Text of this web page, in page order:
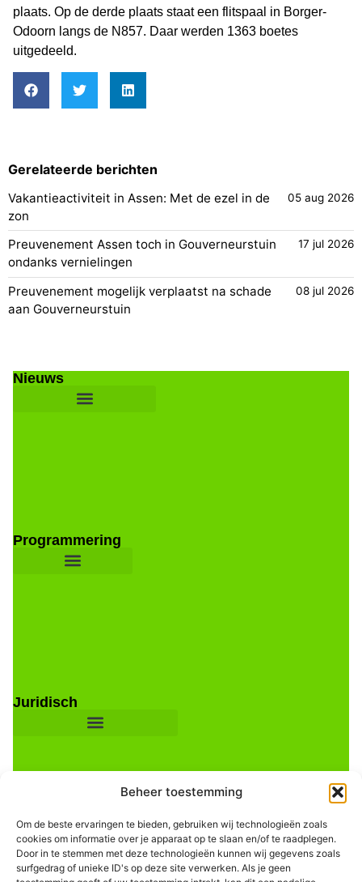
Beheer toestemming
Om de beste ervaringen te bieden, gebruiken wij technologieën zoals
cookies om informatie over je apparaat op te slaan en/of te raadplegen.
Door in te stemmen met deze technologieën kunnen wij gegevens zoals
surfgedrag of unieke ID's op deze site verwerken. Als je geen
plaats. Op de derde plaats staat een flitspaal in Borger-
Odoorn langs de N857. Daar werden 1363 boetes
uitgedeeld.
Gerelateerde berichten
Vakantieactiviteit in Assen: Met de ezel in de
zon
05 aug 2026
Preuvenement Assen toch in Gouverneurstuin
ondanks vernielingen
17 jul 2026
Preuvenement mogelijk verplaatst na schade
aan Gouverneurstuin
08 jul 2026
Nieuws
Programmering
Juridisch
Informatie